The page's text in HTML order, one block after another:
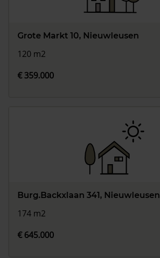
Grote Markt 10, Nieuwleusen
120 m2
€ 359.000
Burg.Backxlaan 341, Nieuwleusen
174 m2
€ 645.000